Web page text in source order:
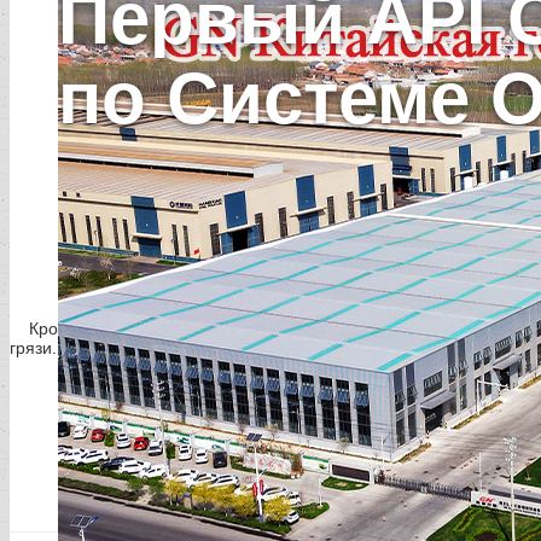
Первый API
по Системе
Кроме запасных частей месторождения сланца экранах, как
грязи.